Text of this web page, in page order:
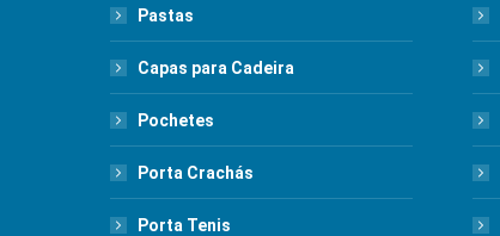
Pastas
Capas para Cadeira
Pochetes
Porta Crachás
Porta Tenis